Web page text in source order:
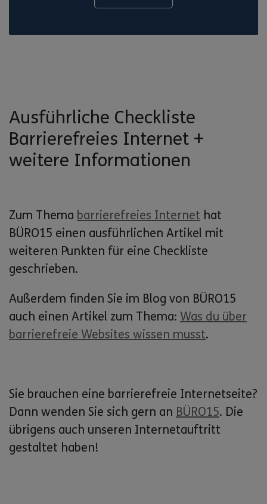
Ausführliche Checkliste
Barrierefreies Internet +
weitere Informationen
Zum Thema barrierefreies Internet hat
BÜRO15 einen ausführlichen Artikel mit
weiteren Punkten für eine Checkliste
geschrieben.
Außerdem finden Sie im Blog von BÜRO15
auch einen Artikel zum Thema: Was du über
barrierefreie Websites wissen musst.
Sie brauchen eine barrierefreie Internetseite?
Dann wenden Sie sich gern an BÜRO15. Die
übrigens auch unseren Internetauftritt
gestaltet haben!